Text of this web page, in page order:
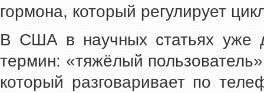
гормона, который регулирует
В США в научных статьях уже
термин: «тяжёлый
который разговаривает по